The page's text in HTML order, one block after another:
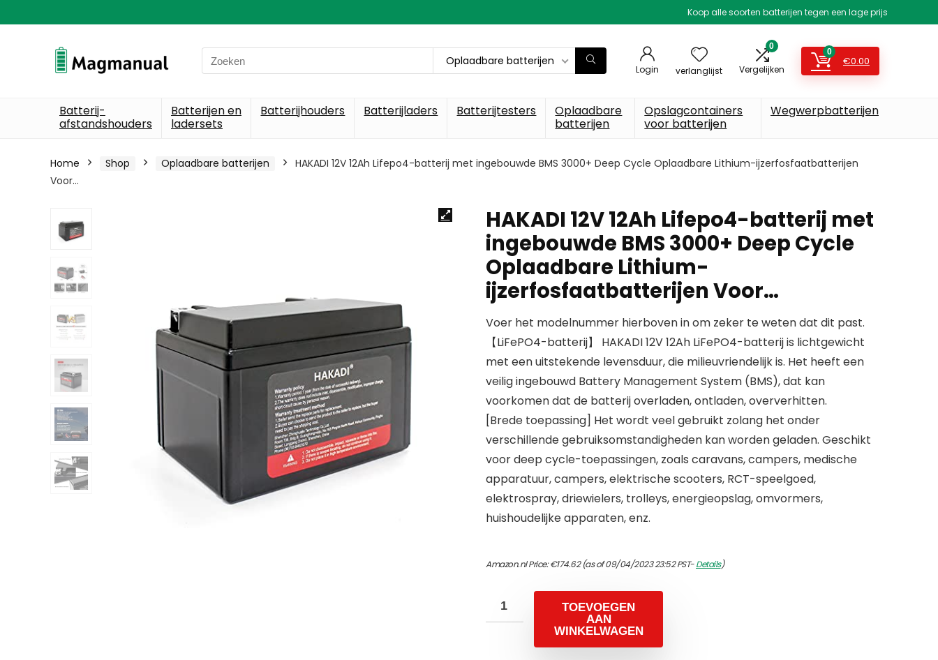
Koop alle soorten batterijen tegen een lage prijs
Search
for:
Oplaadbare batterijen
Login verlanglijst
0
Vergelijken
0
€0.00
Batterij-
afstandshouders
Batterijen en
ladersets
Batterijhouders Batterijladers Batterijtesters
Oplaadbare
batterijen
Opslagcontainers
voor batterijen
Wegwerpbatterijen
Home Shop Oplaadbare batterijen
HAKADI 12V 12Ah Lifepo4-batterij met ingebouwde BMS 3000+ Deep Cycle Oplaadbare Lithium-ijzerfosfaatbatterijen
Voor…
HAKADI 12V 12Ah Lifepo4-batterij met
ingebouwde BMS 3000+ Deep Cycle
Oplaadbare Lithium-
ijzerfosfaatbatterijen Voor…
Voer het modelnummer hierboven in om zeker te weten dat dit past.
【LiFePO4-batterij】 HAKADI 12V 12Ah LiFePO4-batterij is lichtgewicht
met een uitstekende levensduur, die milieuvriendelijk is. Het heeft een
veilig ingebouwd Battery Management System (BMS), dat kan
voorkomen dat de batterij overladen, ontladen, oververhitten.
[Brede toepassing] Het wordt veel gebruikt zolang het onder
verschillende gebruiksomstandigheden kan worden geladen. Geschikt
voor deep cycle-toepassingen, zoals caravans, campers, medische
apparatuur, campers, elektrische scooters, RCT-speelgoed,
elektrospray, driewielers, trolleys, energieopslag, omvormers,
huishoudelijke apparaten, enz.
Amazon.nl Price:€174.62(as of 09/04/2023 23:52 PST-Details)
TOEVOEGEN
AAN
WINKELWAGEN